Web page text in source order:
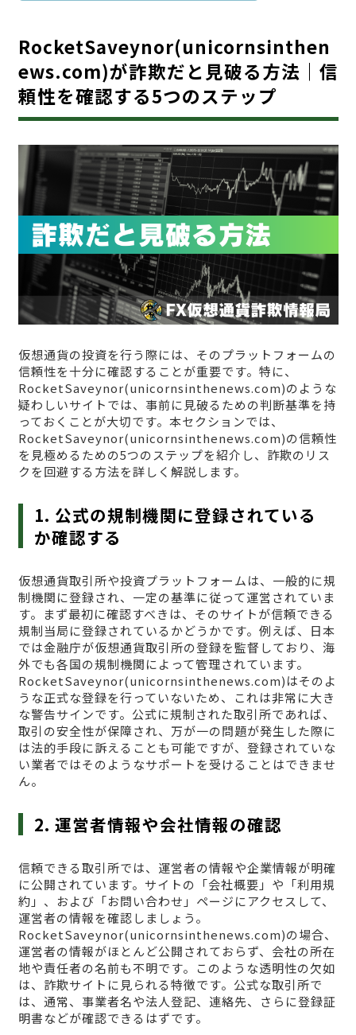
RocketSaveynor(unicornsinthen
ews.com)が詐欺だと見破る方法｜信
頼性を確認する5つのステップ
仮想通貨の投資を行う際には、そのプラットフォームの
信頼性を十分に確認することが重要です。特に、
RocketSaveynor(unicornsinthenews.com)のような
疑わしいサイトでは、事前に見破るための判断基準を持
っておくことが大切です。本セクションでは、
RocketSaveynor(unicornsinthenews.com)の信頼性
を見極めるための5つのステップを紹介し、詐欺のリス
クを回避する方法を詳しく解説します。
1. 公式の規制機関に登録されている
か確認する
仮想通貨取引所や投資プラットフォームは、一般的に規
制機関に登録され、一定の基準に従って運営されていま
す。まず最初に確認すべきは、そのサイトが信頼できる
規制当局に登録されているかどうかです。例えば、日本
では金融庁が仮想通貨取引所の登録を監督しており、海
外でも各国の規制機関によって管理されています。
RocketSaveynor(unicornsinthenews.com)はそのよ
うな正式な登録を行っていないため、これは非常に大き
な警告サインです。公式に規制された取引所であれば、
取引の安全性が保障され、万が一の問題が発生した際に
は法的手段に訴えることも可能ですが、登録されていな
い業者ではそのようなサポートを受けることはできませ
ん。
2. 運営者情報や会社情報の確認
信頼できる取引所では、運営者の情報や企業情報が明確
に公開されています。サイトの「会社概要」や「利用規
約」、および「お問い合わせ」ページにアクセスして、
運営者の情報を確認しましょう。
RocketSaveynor(unicornsinthenews.com)の場合、
運営者の情報がほとんど公開されておらず、会社の所在
地や責任者の名前も不明です。このような透明性の欠如
は、詐欺サイトに見られる特徴です。公式な取引所で
は、通常、事業者名や法人登記、連絡先、さらに登録証
明書などが確認できるはずです。